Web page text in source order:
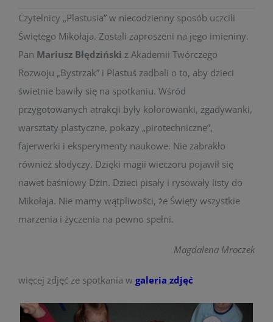
Czytelnicy „Plastusia” w niecodzienny sposób uczcili
Świętego Mikołaja. Zostali zaproszeni na jego imieniny.
Pan Mariusz Błędziński z Akademii Twórczego
Rozwoju „Bystrzak” i Plastuś zadbali o to, aby dzieci
świetnie bawiły się na spotkaniu. Wśród
przygotowanych atrakcji były kolorowanki, zgadywanki,
warsztaty plastyczne, pokazy „pirotechniczne”,
fajerwerki i eksperymenty naukowe. Nie zabrakło
również słodyczy. Dzięki magii wieczoru pojawił się
nawet baśniowy Dżin. Dzieci pisały i rysowały listy do
Mikołaja. Nie mamy wątpliwości, że Święty wszystkie
marzenia i życzenia na pewno spełni.
Magdalena Mroczek
więcej zdjęć ze spotkania w galeria zdjęć